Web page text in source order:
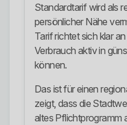
Standardtarif wird als
persönlicher Nähe
Tarif richtet sich klar
Verbrauch aktiv in
können.
Das ist für einen
zeigt, dass die
altes Pflichtprogramm